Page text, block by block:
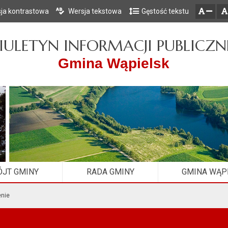
Przejdź do głównego menu
Przejdź do treści
Przejdź do mapy serwisu
kontrastowa Wersja tekstowa Gęstość tekstu
INFORMACJI
Gmina Wąpielsk
GMINY RADA GMINY GMINA